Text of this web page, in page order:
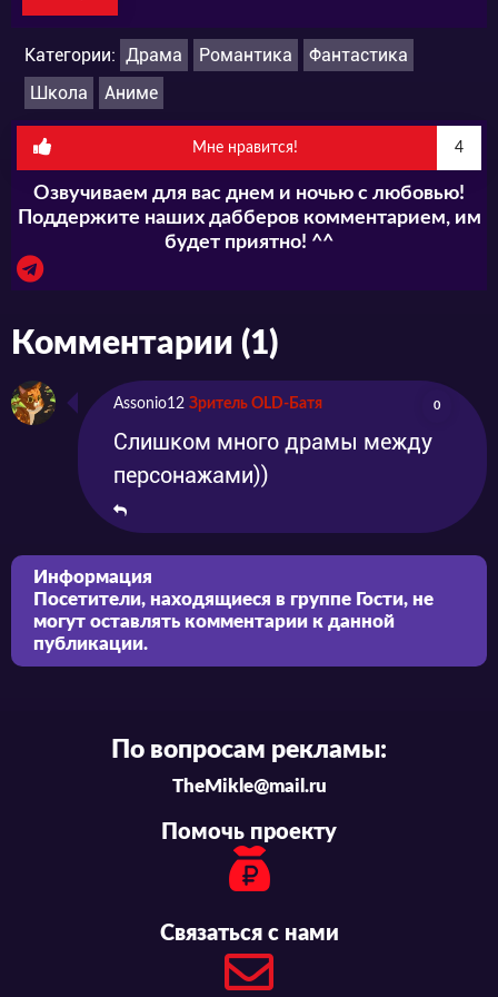
Категории: Драма Романтика
Фантастика
Школа
Аниме
Мне нравится! 4
Озвучиваем для вас днем и ночью с любовью!
Поддержите наших дабберов комментарием, им
будет приятно! ^^
Комментарии (1)
Assonio12 Зритель OLD-Батя 0
Слишком много драмы между
персонажами))
Информация
Посетители, находящиеся в группе Гости, не
могут оставлять комментарии к данной
публикации.
По вопросам рекламы:
TheMikle@mail.ru
Помочь проекту
Связаться с нами